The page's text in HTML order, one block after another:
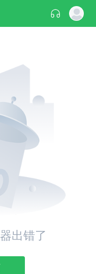
出错了